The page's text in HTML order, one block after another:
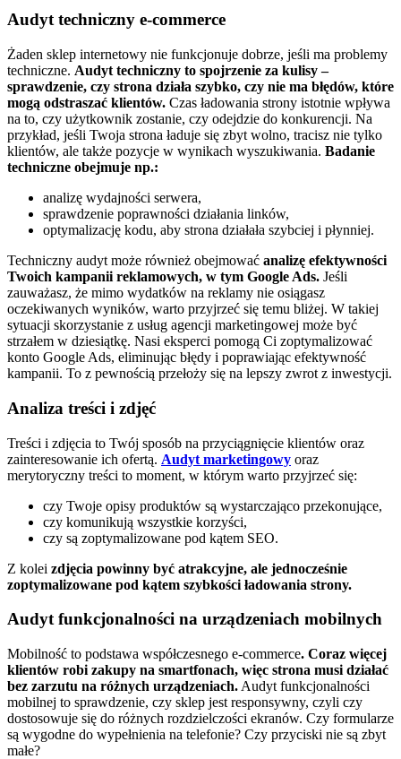
Audyt techniczny e-commerce
Żaden sklep internetowy nie funkcjonuje dobrze, jeśli ma problemy
techniczne. Audyt techniczny to spojrzenie za kulisy –
sprawdzenie, czy strona działa szybko, czy nie ma błędów, które
mogą odstraszać klientów. Czas ładowania strony istotnie wpływa
na to, czy użytkownik zostanie, czy odejdzie do konkurencji. Na
przykład, jeśli Twoja strona ładuje się zbyt wolno, tracisz nie tylko
klientów, ale także pozycje w wynikach wyszukiwania. Badanie
techniczne obejmuje np.:
analizę wydajności serwera,
sprawdzenie poprawności działania linków,
optymalizację kodu, aby strona działała szybciej i płynniej.
Techniczny audyt może również obejmować analizę efektywności
Twoich kampanii reklamowych, w tym Google Ads. Jeśli
zauważasz, że mimo wydatków na reklamy nie osiągasz
oczekiwanych wyników, warto przyjrzeć się temu bliżej. W takiej
sytuacji skorzystanie z usług agencji marketingowej może być
strzałem w dziesiątkę. Nasi eksperci pomogą Ci zoptymalizować
konto Google Ads, eliminując błędy i poprawiając efektywność
kampanii. To z pewnością przełoży się na lepszy zwrot z inwestycji.
Analiza treści i zdjęć
Treści i zdjęcia to Twój sposób na przyciągnięcie klientów oraz
zainteresowanie ich ofertą. Audyt marketingowy oraz
merytoryczny treści to moment, w którym warto przyjrzeć się:
czy Twoje opisy produktów są wystarczająco przekonujące,
czy komunikują wszystkie korzyści,
czy są zoptymalizowane pod kątem SEO.
Z kolei zdjęcia powinny być atrakcyjne, ale jednocześnie
zoptymalizowane pod kątem szybkości ładowania strony.
Audyt funkcjonalności na urządzeniach mobilnych
Mobilność to podstawa współczesnego e-commerce. Coraz więcej
klientów robi zakupy na smartfonach, więc strona musi działać
bez zarzutu na różnych urządzeniach. Audyt funkcjonalności
mobilnej to sprawdzenie, czy sklep jest responsywny, czyli czy
dostosowuje się do różnych rozdzielczości ekranów. Czy formularze
są wygodne do wypełnienia na telefonie? Czy przyciski nie są zbyt
małe?